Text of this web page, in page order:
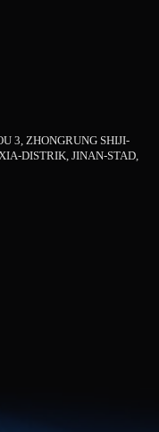
3, ZHONGRUNG SHIJI-
DISTRIK, JINAN-STAD,